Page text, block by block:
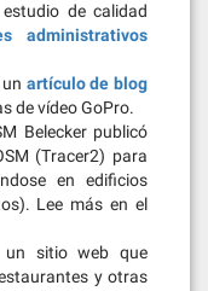
de calidad
administrativos
artículo de blog
de vídeo GoPro.
Belecker publicó
(Tracer2) para
en edificios
Lee más en el
un sitio web que
y otras